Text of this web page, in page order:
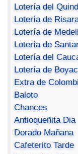
Lotería del
Lotería de
Lotería de
Lotería de
Lotería del
Lotería de
Extra de
Baloto
Chances
Antioqueñita Dia
Dorado Mañana
Cafeterito Tarde